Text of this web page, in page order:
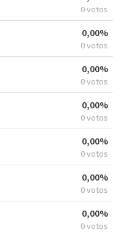
0 votos
0,00%
0 votos
0,00%
0 votos
0,00%
0 votos
0,00%
0 votos
0,00%
0 votos
0,00%
0 votos